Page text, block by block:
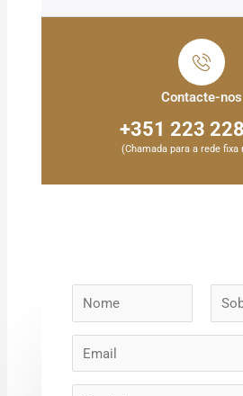
Contacte-nos
+351 223
(Chamada para a rede fixa